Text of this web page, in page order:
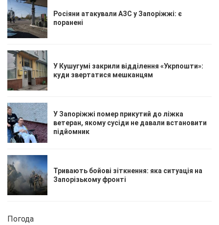
Росіяни атакували АЗС у Запоріжжі: є
поранені
У Кушугумі закрили відділення «Укрпошти»:
куди звертатися мешканцям
У Запоріжжі помер прикутий до ліжка
ветеран, якому сусіди не давали встановити
підйомник
Тривають бойові зіткнення: яка ситуація на
Запорізькому фронті
Погода